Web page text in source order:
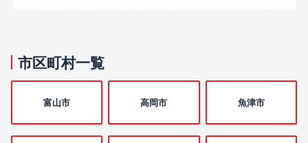
市区町村一覧
富山市 高岡市 魚津市